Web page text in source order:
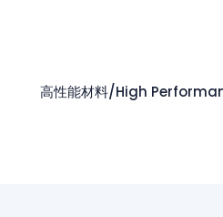
高性能材料/High